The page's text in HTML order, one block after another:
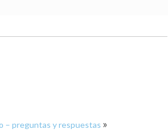
– preguntas y respuestas »